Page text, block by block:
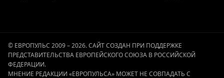
© ЕВРОПУЛЬС 2009 – 2026. САЙТ СОЗДАН ПРИ ПОДДЕРЖКЕ
ПРЕДСТАВИТЕЛЬСТВА ЕВРОПЕЙСКОГО СОЮЗА В РОССИЙСКОЙ
ФЕДЕРАЦИИ.
МНЕНИЕ РЕДАКЦИИ «ЕВРОПУЛЬСА» МОЖЕТ НЕ СОВПАДАТЬ С